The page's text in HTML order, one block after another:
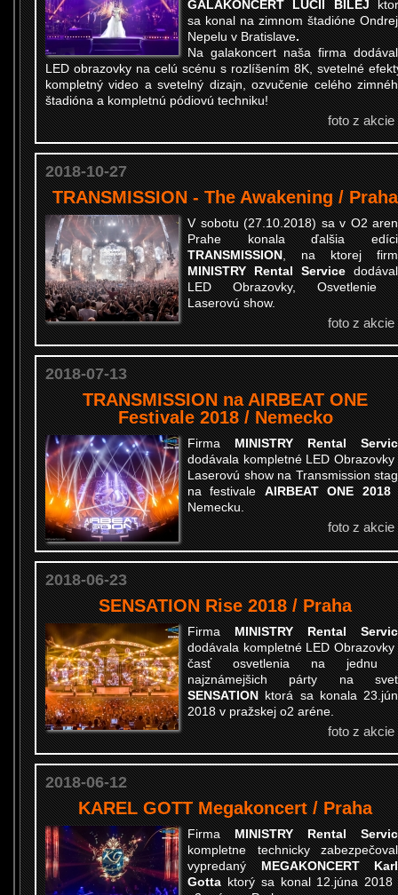
GALAKONCERT LUCII BÍLEJ
sa konal na zimnom štadióne
Nepelu v Bratislave.
Na galakoncert naša firma
LED obrazovky na celú scénu s rozlíšením 8K, svetelné
kompletný video a svetelný dizajn, ozvučenie celého
štadióna a kompletnú pódiovú techniku!
foto z akcie
2018-10-27
TRANSMISSION - The Awakening / Praha
V sobotu (27.10.2018) sa v O2
Prahe konala ďalšia
TRANSMISSION, na ktorej
MINISTRY Rental Service
LED Obrazovky, Osvetlenie
Laserovú show.
foto z akcie
2018-07-13
TRANSMISSION na AIRBEAT ONE
Festivale 2018 / Nemecko
FirmaMINISTRY Rental
dodávala kompletné LED Obrazovky
Laserovú show na Transmission
na festivaleAIRBEAT ONE
Nemecku.
foto z akcie
2018-06-23
SENSATION Rise 2018 / Praha
FirmaMINISTRY Rental
dodávala kompletné LED Obrazovky
časť osvetlenia na jednu
najznámejšich párty na
SENSATIONktorá sa konala
2018 v pražskej o2 aréne.
foto z akcie
2018-06-12
KAREL GOTT Megakoncert / Praha
FirmaMINISTRY Rental
kompletne technicky
vypredanýMEGAKONCERT
Gottaktorý sa konal 12.júna 2018